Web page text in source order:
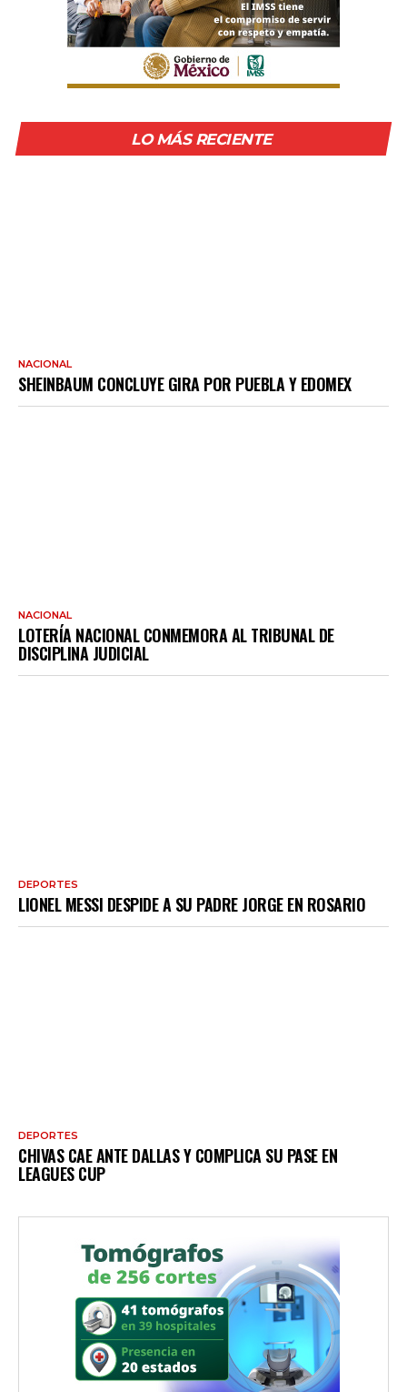
LO MÁS RECIENTE
NACIONAL
SHEINBAUM CONCLUYE GIRA POR PUEBLA Y EDOMEX
NACIONAL
LOTERÍA NACIONAL CONMEMORA AL TRIBUNAL DE
DISCIPLINA JUDICIAL
DEPORTES
LIONEL MESSI DESPIDE A SU PADRE JORGE EN ROSARIO
DEPORTES
CHIVAS CAE ANTE DALLAS Y COMPLICA SU PASE EN
LEAGUES CUP